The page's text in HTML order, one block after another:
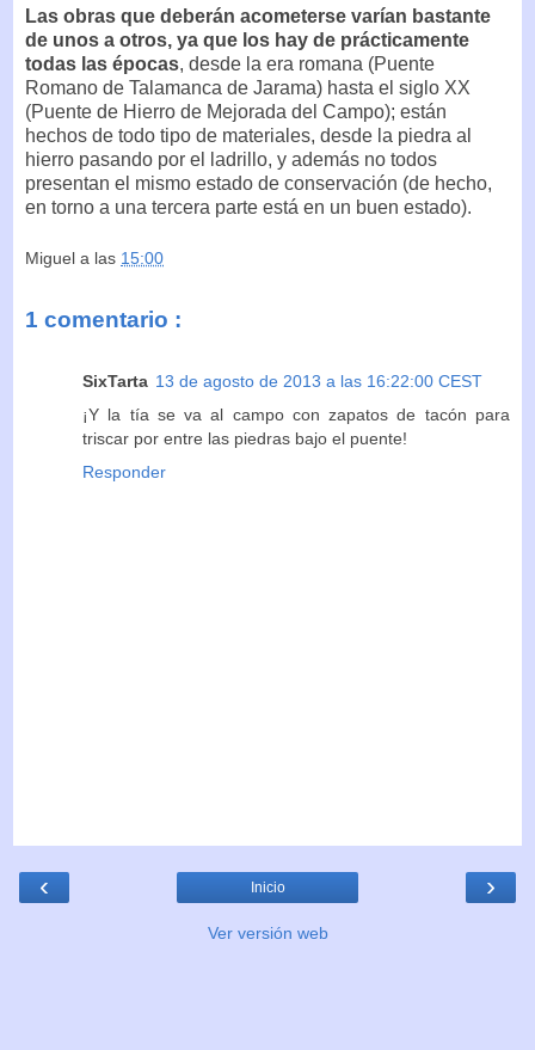
Las obras que deberán acometerse varían bastante
de unos a otros, ya que los hay de prácticamente
todas las épocas, desde la era romana (Puente
Romano de Talamanca de Jarama) hasta el siglo XX
(Puente de Hierro de Mejorada del Campo); están
hechos de todo tipo de materiales, desde la piedra al
hierro pasando por el ladrillo, y además no todos
presentan el mismo estado de conservación (de hecho,
en torno a una tercera parte está en un buen estado).
Miguel a las 15:00
1 comentario :
SixTarta 13 de agosto de 2013 a las 16:22:00 CEST
¡Y la tía se va al campo con zapatos de tacón para
triscar por entre las piedras bajo el puente!
Responder
‹ ›
Inicio
Ver versión web